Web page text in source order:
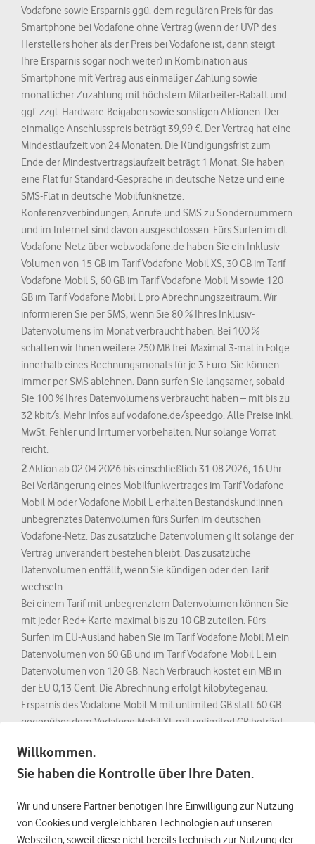
Willkommen.
Sie haben die Kontrolle über Ihre Daten.
Wir und unsere Partner benötigen Ihre Einwilligung zur Nutzung
von Cookies und vergleichbaren Technologien auf unseren
Webseiten, soweit diese nicht bereits technisch zur Nutzung der
Vodafone sowie Ersparnis ggü. dem regulären Preis für das
Smartphone bei Vodafone ohne Vertrag (wenn der UVP des
Herstellers höher als der Preis bei Vodafone ist, dann steigt
Ihre Ersparnis sogar noch weiter) in Kombination aus
Smartphone mit Vertrag aus einmaliger Zahlung sowie
monatlicher Zuzahlung mit höchstem Mitarbeiter-Rabatt und
ggf. zzgl. Hardware-Beigaben sowie sonstigen Aktionen. Der
einmalige Anschlusspreis beträgt 39,99 €. Der Vertrag hat eine
Mindestlaufzeit von 24 Monaten. Die Kündigungsfrist zum
Ende der Mindestvertragslaufzeit beträgt 1 Monat. Sie haben
eine Flat für Standard-Gespräche in deutsche Netze und eine
SMS-Flat in deutsche Mobilfunknetze.
Konferenzverbindungen, Anrufe und SMS zu Sondernummern
und im Internet sind davon ausgeschlossen. Fürs Surfen im dt.
Vodafone-Netz über web.vodafone.de haben Sie ein Inklusiv-
Volumen von 15 GB im Tarif Vodafone Mobil XS, 30 GB im Tarif
Vodafone Mobil S, 60 GB im Tarif Vodafone Mobil M sowie 120
GB im Tarif Vodafone Mobil L pro Abrechnungszeitraum. Wir
informieren Sie per SMS, wenn Sie 80 % Ihres Inklusiv-
Datenvolumens im Monat verbraucht haben. Bei 100 %
schalten wir Ihnen weitere 250 MB frei. Maximal 3-mal in Folge
innerhalb eines Rechnungsmonats für je 3 Euro. Sie können
immer per SMS ablehnen. Dann surfen Sie langsamer, sobald
Sie 100 % Ihres Datenvolumens verbraucht haben – mit bis zu
32 kbit/s. Mehr Infos auf vodafone.de/speedgo. Alle Preise inkl.
MwSt. Fehler und Irrtümer vorbehalten. Nur solange Vorrat
reicht.
2Aktion ab 02.04.2026 bis einschließlich 31.08.2026, 16 Uhr:
Bei Verlängerung eines Mobilfunkvertrages im Tarif Vodafone
Mobil M oder Vodafone Mobil L erhalten Bestandskund:innen
unbegrenztes Datenvolumen fürs Surfen im deutschen
Vodafone-Netz. Das zusätzliche Datenvolumen gilt solange der
Vertrag unverändert bestehen bleibt. Das zusätzliche
Datenvolumen entfällt, wenn Sie kündigen oder den Tarif
wechseln.
Bei einem Tarif mit unbegrenztem Datenvolumen können Sie
mit jeder Red+ Karte maximal bis zu 10 GB zuteilen. Fürs
Surfen im EU-Ausland haben Sie im Tarif Vodafone Mobil M ein
Datenvolumen von 60 GB und im Tarif Vodafone Mobil L ein
Datenvolumen von 120 GB. Nach Verbrauch kostet ein MB in
der EU 0,13 Cent. Die Abrechnung erfolgt kilobytegenau.
Ersparnis des Vodafone Mobil M mit unlimited GB statt 60 GB
gegenüber dem Vodafone Mobil XL mit unlimited GB beträgt:
minimalem Rabatt) = 1.019€.
Fehler und Irrtümer vorbehalten.
Neukund:innen einer FamilyCard M erhalten einen 100€
Amazon-Gutschein. Dadurch reduziert sich Ihr monatlicher